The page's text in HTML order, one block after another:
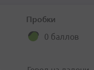
Пробки
0 баллов